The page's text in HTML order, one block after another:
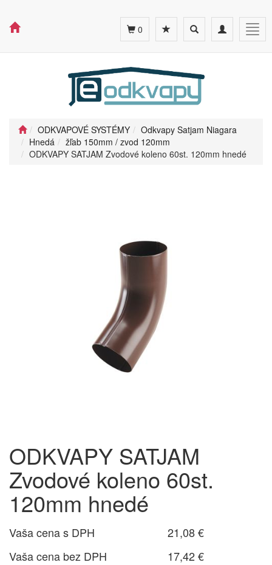
Toggle
navigation
Toggle
search
0
ODKVAPOVÉ SYSTÉMY
Odkvapy Satjam Niagara
Hnedá
žľab 150mm / zvod 120mm
ODKVAPY SATJAM Zvodové koleno 60st. 120mm hnedé
ODKVAPY SATJAM
Zvodové koleno 60st.
120mm hnedé
Vaša cena s DPH
21,08 €
Vaša cena bez DPH
17,42 €